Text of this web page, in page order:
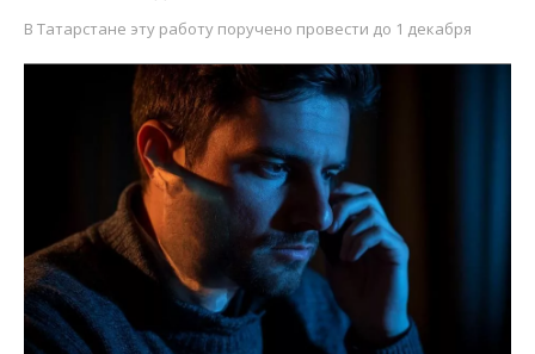
В Татарстане эту работу поручено провести до 1 декабря